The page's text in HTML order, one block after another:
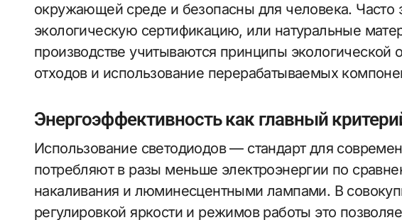
окружающей среде и безопасны для человека. Часто
экологическую сертификацию, или натуральные
производстве учитываются принципы экологической
отходов и использование перерабатываемых
Энергоэффективность как главный
Использование светодиодов — стандарт для
потребляют в разы меньше электроэнергии по
накаливания и люминесцентными лампами. В
регулировкой яркости и режимов работы это